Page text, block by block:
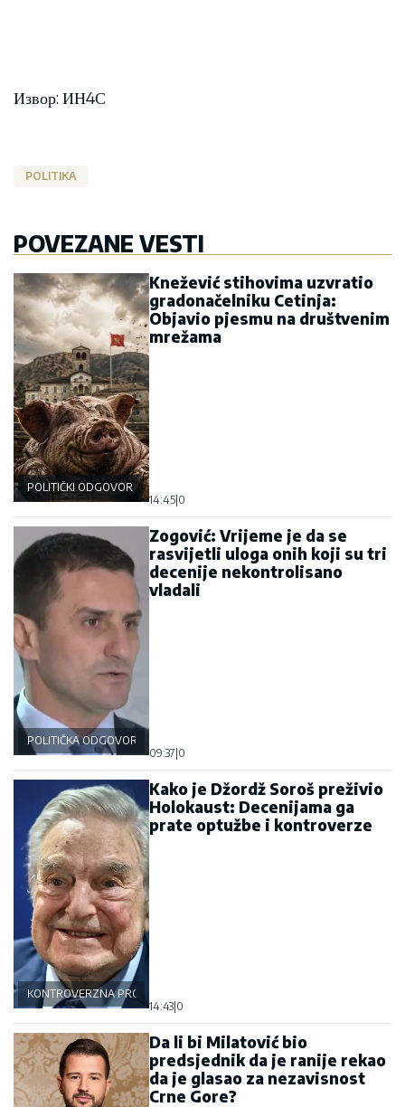
Извор: ИН4С
POLITIKA
POVEZANE VESTI
POLITIČKI ODGOVOR
Knežević stihovima uzvratio
gradonačelniku Cetinja:
Objavio pjesmu na društvenim
mrežama
14:45 0
POLITIČKA ODGOVORNOST
Zogović: Vrijeme je da se
rasvijetli uloga onih koji su tri
decenije nekontrolisano
vladali
09:37 0
KONTROVERZNA PROŠLOST
Kako je Džordž Soroš preživio
Holokaust: Decenijama ga
prate optužbe i kontroverze
14:43 0
Da li bi Milatović bio
predsjednik da je ranije rekao
da je glasao za nezavisnost
Crne Gore?